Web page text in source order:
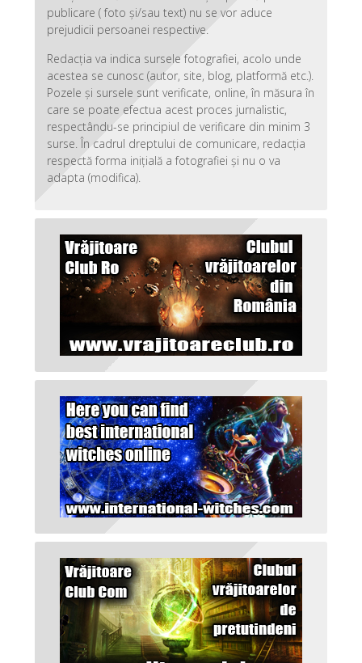
publicare ( foto și/sau text) nu se vor aduce
prejudicii persoanei respective.
Redacția va indica sursele fotografiei, acolo unde
acestea se cunosc (autor, site, blog, platformă etc.).
Pozele și sursele sunt verificate, online, în măsura în
care se poate efectua acest proces jurnalistic,
respectându-se principiul de verificare din minim 3
surse. În cadrul dreptului de comunicare, redacția
respectă forma inițială a fotografiei și nu o va
adapta (modifica).